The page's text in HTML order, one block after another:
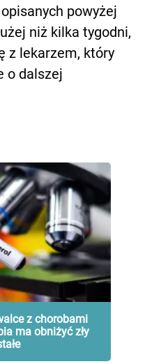
powyżej
niż kilka tygodni,
z lekarzem, który
o dalszej
z chorobami
ma obniżyć zły